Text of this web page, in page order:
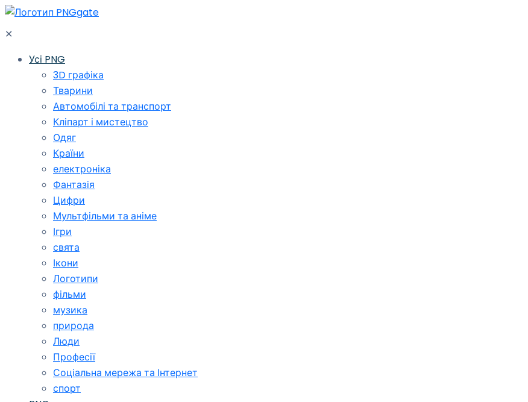
✕
Усі PNG
3D графіка
Тварини
Автомобілі та транспорт
Кліпарт і мистецтво
Одяг
Країни
електроніка
Фантазія
Цифри
Мультфільми та аніме
Ігри
свята
Ікони
Логотипи
фільми
музика
природа
Люди
Професії
Соціальна мережа та Інтернет
спорт